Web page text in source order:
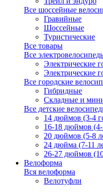
Все шоссейные
Гравийные
Шоссейные
Туристические
Все товары
Все
Электрические
Электрические
Все городские
Гибридные
Складные и
Все детские
14 дюймов (3-4
16-18 дюймов (4-
20 дюймов (5-8
24 дюйма (7-11
26-27 дюймов
Велоформа
Вся велоформа
Велотуфли